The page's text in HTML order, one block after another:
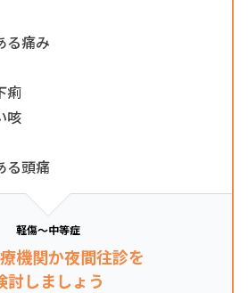
る痛み
痢
咳
る頭痛
軽傷～中等症
機関か夜間往診を
討しましょう